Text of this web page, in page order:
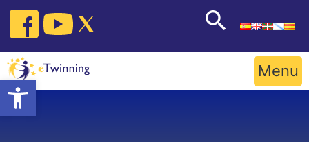
Open toolbar
Skip
content
Menu